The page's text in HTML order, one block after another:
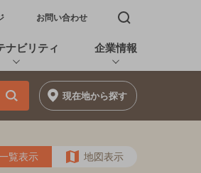
く お問い合わせ 検索窓を開く
ナビリティ 企業情報
現在地から探す
覧表示 地図表示